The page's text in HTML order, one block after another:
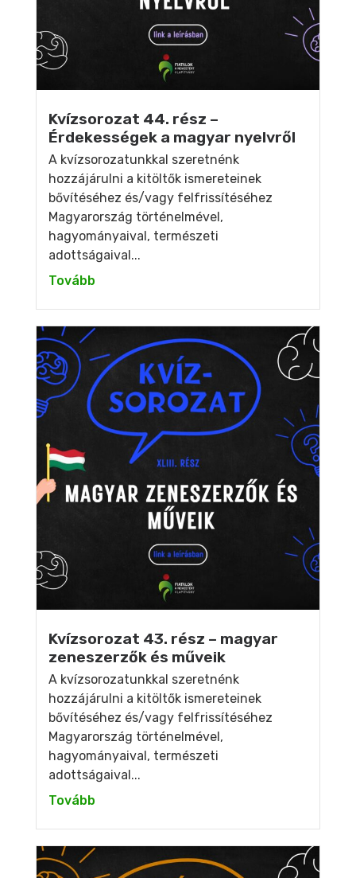
Kvízsorozat 44. rész –
Érdekességek a magyar nyelvről
A kvízsorozatunkkal szeretnénk
hozzájárulni a kitöltők ismereteinek
bővítéséhez és/vagy felfrissítéséhez
Magyarország történelmével,
hagyományaival, természeti
adottságaival...
Tovább
Kvízsorozat 43. rész – magyar
zeneszerzők és műveik
A kvízsorozatunkkal szeretnénk
hozzájárulni a kitöltők ismereteinek
bővítéséhez és/vagy felfrissítéséhez
Magyarország történelmével,
hagyományaival, természeti
adottságaival...
Tovább